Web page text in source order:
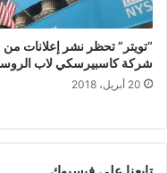
“تويتر” تحظر نشر إعلانات من
شركة كاسبيرسكي لاب
20 أبريل، 2018